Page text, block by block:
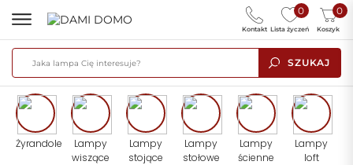
SZUKAJ
0
Lista życzeń
0
Koszyk
Kontakt
Żyrandole
Lampy
wiszące
Lampy
stojące
Lampy
stołowe
Lampy
ścienne
Lampy
loft